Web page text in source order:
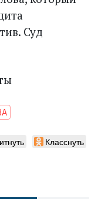
Суд
Класснуть